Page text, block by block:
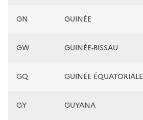
GN GUINÉE
GW GUINÉE-BISSAU
GQ GUINÉE ÉQUATORIALE
GY GUYANA